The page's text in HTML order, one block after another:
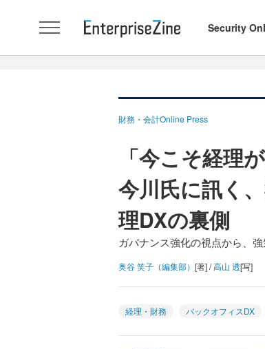
Security
財務・会計Online Press
「今こそ経理
今川氏に訊く
理DXの裏側
ガバナンス強化の視点から、
奥谷 笑子（編集部） [著] /高山 透[写]
経理・財務 バックオフィスDX